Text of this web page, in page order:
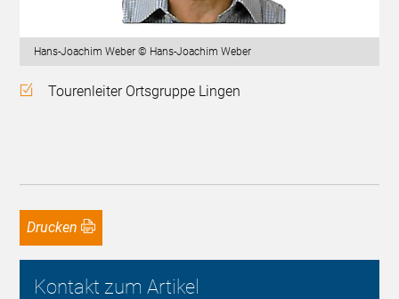
Hans-Joachim Weber © Hans-Joachim Weber
Tourenleiter Ortsgruppe Lingen
Drucken
Kontakt zum Artikel